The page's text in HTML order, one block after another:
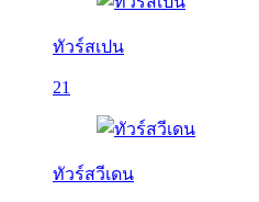
ทัวร์สเปน
21
ทัวร์สวีเดน